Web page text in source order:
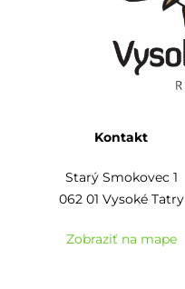
Kontakt
Starý Smokovec 1
062 01 Vysoké Tatry
Zobraziť na mape